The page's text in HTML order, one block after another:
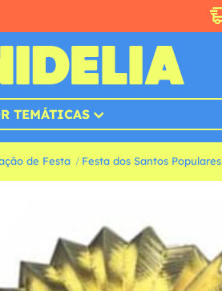
TEMÁTICAS
de Festa Festa dos Santos Populares